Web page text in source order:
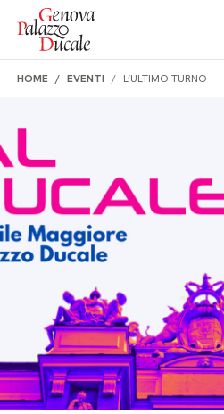
Salta al contenuto
HOME EVENTI L’ULTIMO TURNO